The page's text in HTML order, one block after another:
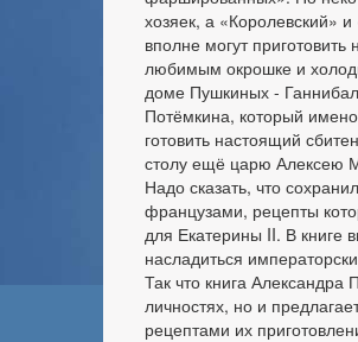
хозяек, а «Королевский»
вполне могут
любимым окрошке и
доме Пушкиных -
Потёмкина, который
готовить настоящий
столу ещё царю Алексею
Надо сказать, что
французами, рецепты
для Екатерины II. В книге
насладиться
Так что книга Александра
личностях, но и
рецептами их